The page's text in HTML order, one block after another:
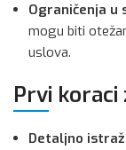
Ograničenja u
mogu biti
uslova.
Prvi koraci
Detaljno